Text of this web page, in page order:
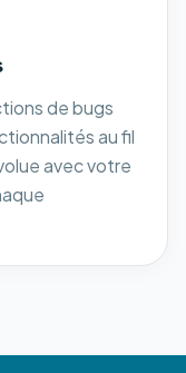
de bugs
au fil
avec votre